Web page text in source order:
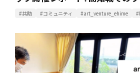
#共助 #コミュニティ #art_venture_ehime